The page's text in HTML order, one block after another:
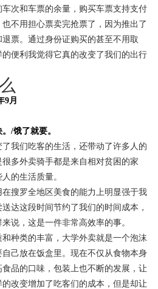
次和车票的余量，购买车票支持支付
不用担心票卖完抢票了，因为推出了
票。通过身份证购买的甚至不用取
便利我觉得它真的改变了我们的出行
9月
/饿了就要。
我们吃客的生活，还带动了许多人的
多外卖骑手都是来自相对贫困的家
的生活质量。
搜罗全地区美食的能力上明显强于我
达这段时间节约了我们的时间成本，
说，这是一件非常高效率的事。
种类的丰富，大学外卖就是一个泡沫
己放在饭盒里。现在不仅从食物本身
品的口味，包装上也不断的发展，让
改变增加了吃客们的成本，但是却让